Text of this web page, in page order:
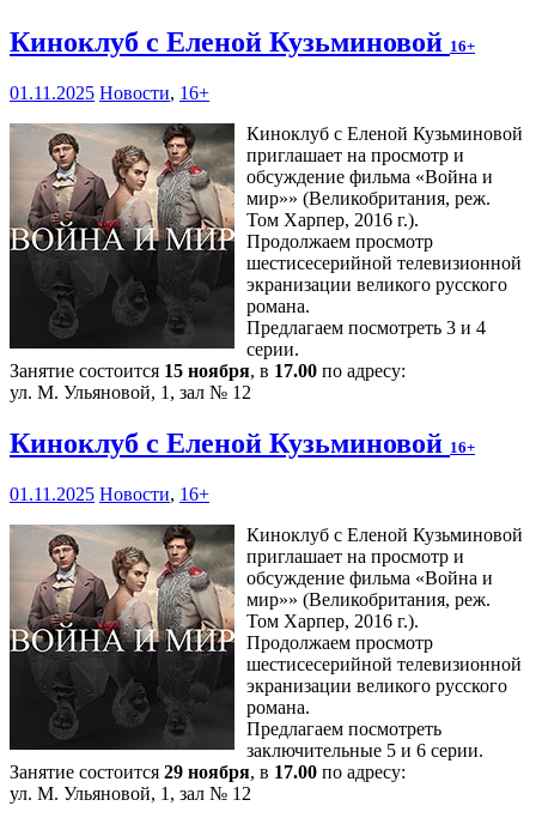
Киноклуб с Еленой Кузьминовой 16+
01.11.2025 Новости, 16+
Киноклуб с Еленой Кузьминовой
приглашает на просмотр и
обсуждение фильма «Война и
мир»» (Великобритания, реж.
Том Харпер, 2016 г.).
Продолжаем просмотр
шестисесерийной телевизионной
экранизации великого русского
романа.
Предлагаем посмотреть 3 и 4
серии.
Занятие состоится 15 ноября, в 17.00 по адресу:
ул. М. Ульяновой, 1, зал № 12
Киноклуб с Еленой Кузьминовой 16+
01.11.2025 Новости, 16+
Киноклуб с Еленой Кузьминовой
приглашает на просмотр и
обсуждение фильма «Война и
мир»» (Великобритания, реж.
Том Харпер, 2016 г.).
Продолжаем просмотр
шестисесерийной телевизионной
экранизации великого русского
романа.
Предлагаем посмотреть
заключительные 5 и 6 серии.
Занятие состоится 29 ноября, в 17.00 по адресу:
ул. М. Ульяновой, 1, зал № 12